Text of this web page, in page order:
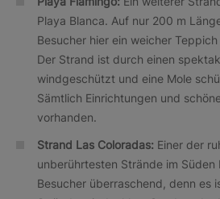
Playa Blanca. Auf nur 200 m
Besucher hier ein weicher
Der Strand ist durch einen
windgeschützt und eine Mole
Sämtlich Einrichtungen und
vorhanden.
Strand Las Coloradas: Einer der
unberührtesten Strände im Süden
Besucher überraschend, denn es